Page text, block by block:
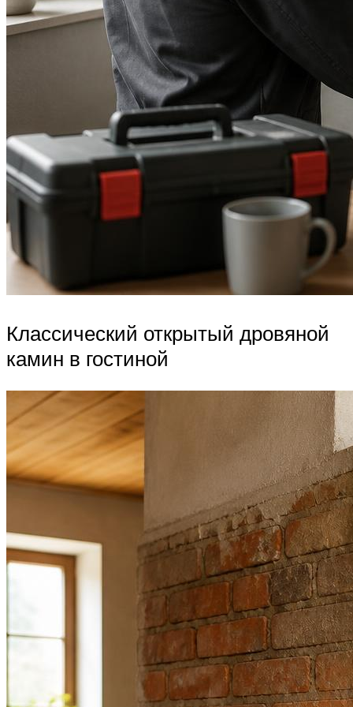
Классический открытый дровяной
камин в гостиной